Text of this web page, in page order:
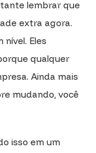
lembrar que
extra agora.
nível. Eles
qualquer
Ainda mais
mudando, você
isso em um